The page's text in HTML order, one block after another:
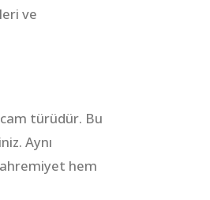
ve
türüdür. Bu
Aynı
hem